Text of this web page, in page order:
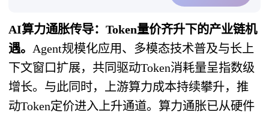
AI算力通胀传导：Token量价齐升下的产业链机
遇。 Agent规模化应用、多模态技术普及与长上
下文窗口扩展，共同驱动Token消耗量呈指数级
增长。与此同时，上游算力成本持续攀升，推
动Token定价进入上升通道。算力通胀已从硬件